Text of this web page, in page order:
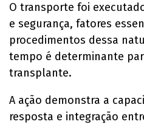
O transporte foi
e segurança, fatores
procedimentos dessa
tempo é determinante
transplante.
A ação demonstra a
resposta e integração